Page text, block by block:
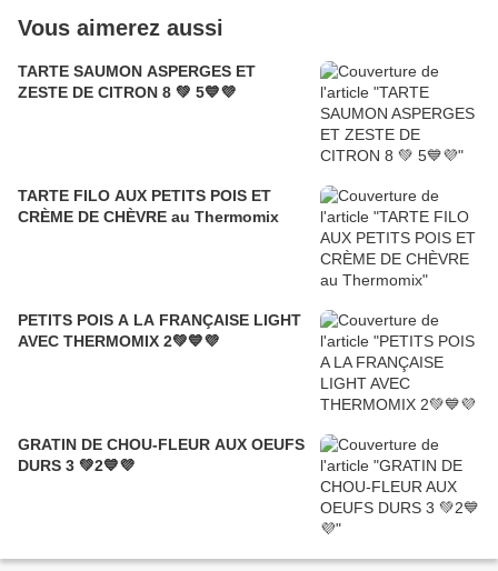
Vous aimerez aussi
TARTE SAUMON ASPERGES ET
ZESTE DE CITRON 8 💚 5💙💜
TARTE FILO AUX PETITS POIS ET
CRÈME DE CHÈVRE au Thermomix
PETITS POIS A LA FRANÇAISE LIGHT
AVEC THERMOMIX 2💚💙💜
GRATIN DE CHOU-FLEUR AUX OEUFS
DURS 3 💚2💙💜